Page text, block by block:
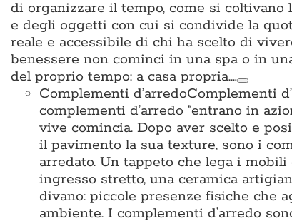
di organizzare il tempo, come si
e degli oggetti con cui si condivide la
reale e accessibile di chi ha scelto di
benessere non cominci in una spa o in
del proprio tempo: a casa propria.…
Complementi d’arredoComplementi
complementi d’arredo “entrano in
vive comincia. Dopo aver scelto e
il pavimento la sua texture, sono i
arredato. Un tappeto che lega i
ingresso stretto, una ceramica
divano: piccole presenze fisiche che
ambiente. I complementi d’arredo